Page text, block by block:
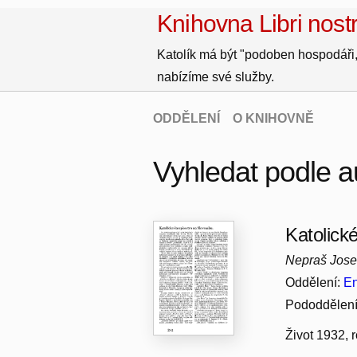
Knihovna Libri
Katolík má být "podoben
nabízíme své služby.
ODDĚLENÍ O KNIHOVNĚ
Vyhledat podle
Nepraš
Oddělení:
Život 1932,